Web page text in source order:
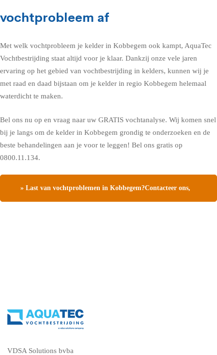
vochtprobleem af
Met welk vochtprobleem je kelder in Kobbegem ook kampt, AquaTec
Vochtbestrijding staat altijd voor je klaar. Dankzij onze vele jaren
ervaring op het gebied van vochtbestrijding in kelders, kunnen wij je
met raad en daad bijstaan om je kelder in regio Kobbegem helemaal
waterdicht te maken.
Bel ons nu op en vraag naar uw GRATIS vochtanalyse. Wij komen snel
bij je langs om de kelder in Kobbegem grondig te onderzoeken en de
beste behandelingen aan je voor te leggen! Bel ons gratis op
0800.11.134.
» Last van vochtproblemen in Kobbegem?Contacteer ons,
VDSA Solutions bvba